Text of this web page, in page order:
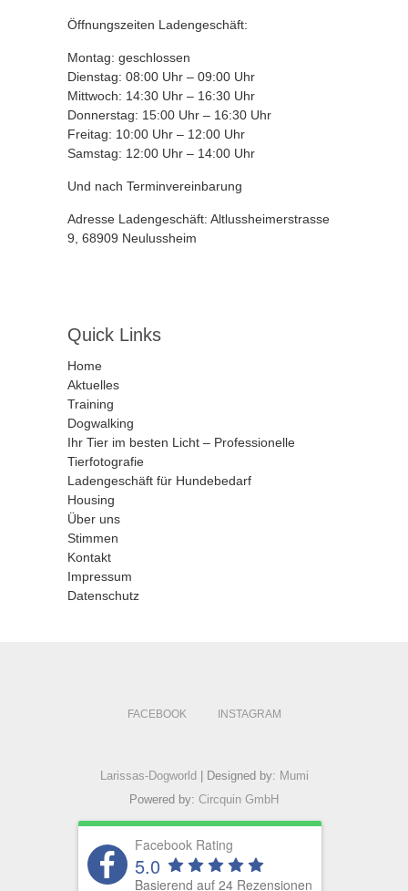
Öffnungszeiten Ladengeschäft:
Montag: geschlossen
Dienstag: 08:00 Uhr – 09:00 Uhr
Mittwoch: 14:30 Uhr – 16:30 Uhr
Donnerstag: 15:00 Uhr – 16:30 Uhr
Freitag: 10:00 Uhr – 12:00 Uhr
Samstag: 12:00 Uhr – 14:00 Uhr
Und nach Terminvereinbarung
Adresse Ladengeschäft: Altlussheimerstrasse
9, 68909 Neulussheim
Quick Links
Home
Aktuelles
Training
Dogwalking
Ihr Tier im besten Licht – Professionelle
Tierfotografie
Ladengeschäft für Hundebedarf
Housing
Über uns
Stimmen
Kontakt
Impressum
Datenschutz
FACEBOOK INSTAGRAM
Larissas-Dogworld | Designed by: Mumi
Powered by: Circquin GmbH
Facebook Rating
5.0
Basierend auf 24 Rezensionen